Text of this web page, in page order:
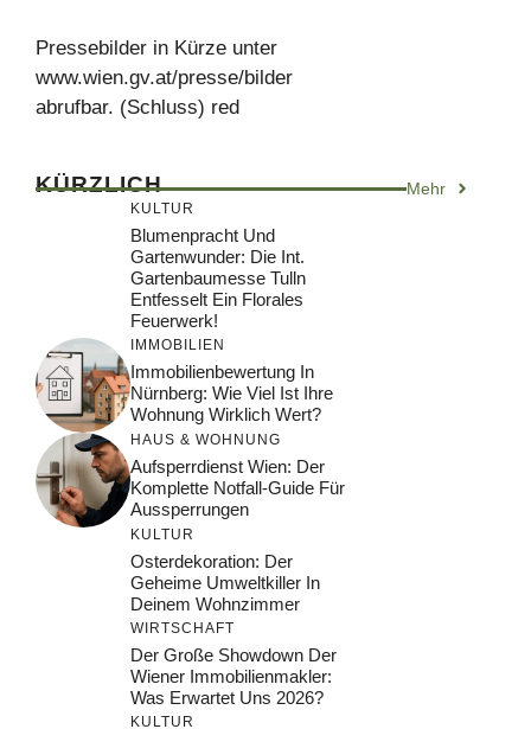
Pressebilder in Kürze unter
www.wien.gv.at/presse/bilder
abrufbar. (Schluss) red
KÜRZLICH Mehr
KULTUR
Blumenpracht Und
Gartenwunder: Die Int.
Gartenbaumesse Tulln
Entfesselt Ein Florales
Feuerwerk!
IMMOBILIEN
Immobilienbewertung In
Nürnberg: Wie Viel Ist Ihre
Wohnung Wirklich Wert?
HAUS & WOHNUNG
Aufsperrdienst Wien: Der
Komplette Notfall-Guide Für
Aussperrungen
KULTUR
Osterdekoration: Der
Geheime Umweltkiller In
Deinem Wohnzimmer
WIRTSCHAFT
Der Große Showdown Der
Wiener Immobilienmakler:
Was Erwartet Uns 2026?
KULTUR